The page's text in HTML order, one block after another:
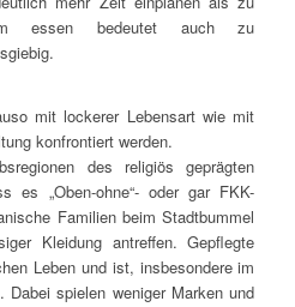
essen bedeutet auch zu
mit lockerer Lebensart wie mit
konfrontiert werden.
des religiös geprägten
es „Oben-ohne“- oder gar FKK-
Familien beim Stadtbummel
Kleidung antreffen. Gepflegte
Leben und ist, insbesondere im
spielen weniger Marken und